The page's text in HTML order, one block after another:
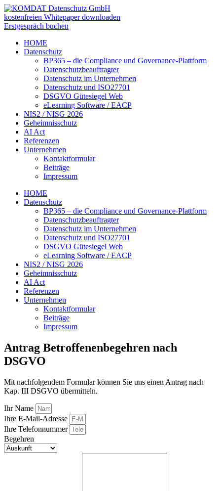
kostenfreien Whitepaper downloaden
Erstgespräch buchen
HOME
Datenschutz
BP365 – die Compliance und Governance-Plattform
Datenschutzbeauftragter
Datenschutz im Unternehmen
Datenschutz und ISO27701
DSGVO Gütesiegel Web
eLearning Software / EACP
NIS2 / NISG 2026
Geheimnisschutz
AI Act
Referenzen
Unternehmen
Kontaktformular
Beiträge
Impressum
HOME
Datenschutz
BP365 – die Compliance und Governance-Plattform
Datenschutzbeauftragter
Datenschutz im Unternehmen
Datenschutz und ISO27701
DSGVO Gütesiegel Web
eLearning Software / EACP
NIS2 / NISG 2026
Geheimnisschutz
AI Act
Referenzen
Unternehmen
Kontaktformular
Beiträge
Impressum
Antrag Betroffenenbegehren nach
DSGVO
Mit nachfolgendem Formular können Sie uns einen Antrag nach
Kap. III DSGVO übermitteln.
Ihr Name
Ihre E-Mail-Adresse
Ihre Telefonnummer
Begehren